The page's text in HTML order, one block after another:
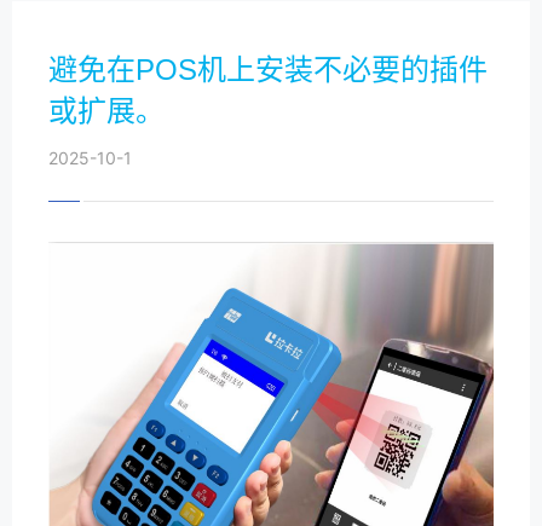
避免在POS机上安装不必要的插件
或扩展。
2025-10-1